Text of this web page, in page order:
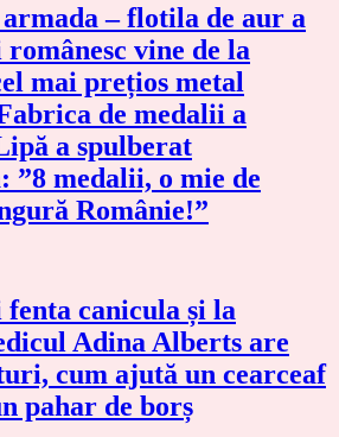
– flotila de aur a
vine de la
mai prețios metal
de medalii a
a spulberat
”8 medalii, o mie de
Românie!”
canicula și la
Adina Alberts are
cum ajută un cearceaf
pahar de borș